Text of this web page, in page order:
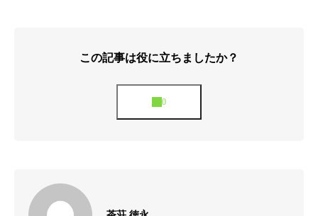
この記事は役に立ちましたか？